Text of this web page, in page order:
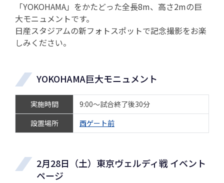
「YOKOHAMA」をかたどった全長8m、高さ2mの巨
大モニュメントです。
日産スタジアムの新フォトスポットで記念撮影をお楽
しみください。
YOKOHAMA巨大モニュメント
実施時間
9:00～試合終了後30分
設置場所
西ゲート前
2月28日（土）東京ヴェルディ戦 イベント
ページ